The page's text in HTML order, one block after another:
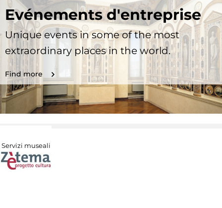
Evénements d'entreprise
Unique events in some of the most
extraordinary places in the world.
Find more
Servizi museali